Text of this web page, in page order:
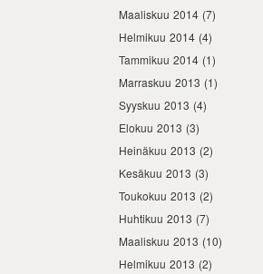
Maaliskuu 2014 (7)
Helmikuu 2014 (4)
Tammikuu 2014 (1)
Marraskuu 2013 (1)
Syyskuu 2013 (4)
Elokuu 2013 (3)
Heinäkuu 2013 (2)
Kesäkuu 2013 (3)
Toukokuu 2013 (2)
Huhtikuu 2013 (7)
Maaliskuu 2013 (10)
Helmikuu 2013 (2)